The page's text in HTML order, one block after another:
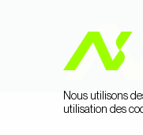
Nous utilisons
utilisation des